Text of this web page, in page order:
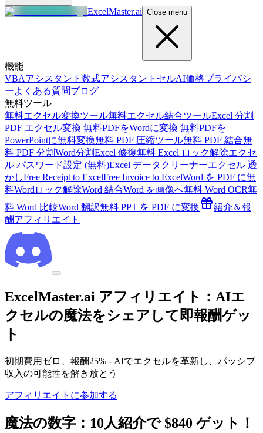
ExcelMaster.ai Close menu
機能
VBAアシスタント 数式アシスタント セルAI価格プライバシ
ーよくある質問ブログ
無料ツール
無料エクセル変換ツール無料エクセル結合ツールExcel 分割
PDF エクセル変換 無料PDFをWordに変換 無料PDFを
PowerPointに無料変換無料 PDF 圧縮ツール無料 PDF 結合無
料 PDF 分割Word分割Excel 修復無料 Excel ロック解除エクセ
ル パスワード設定 (無料)Excel データクリーナーエクセル 透
かしFree Receipt to ExcelFree Invoice to ExcelWord を PDF に無
料Wordロック解除Word 結合Word を画像へ無料 Word OCR無
料 Word 比較Word 翻訳無料 PPT を PDF に変換
紹介＆報
酬アフィリエイト
ExcelMaster.ai アフィリエイト：AIエ
クセルの魔法をシェアして即報酬ゲッ
ト
初期費用ゼロ、報酬25% - AIでエクセルを革新し、パッシブ
収入の可能性を解き放とう
アフィリエイトに参加する
魔法の数字：10人紹介で$840 ゲット！